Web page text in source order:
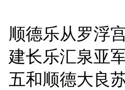
顺德乐从罗浮
建长乐汇泉亚
五和顺德大良